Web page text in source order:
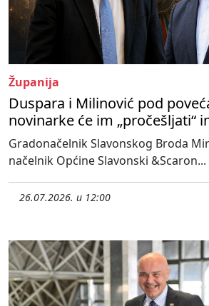
Županija
Duspara i Milinović pod
novinarke će im „pročešljati“
Gradonačelnik Slavonskog Broda
načelnik Općine Slavonski &Scaron...
26.07.2026. u 12:00